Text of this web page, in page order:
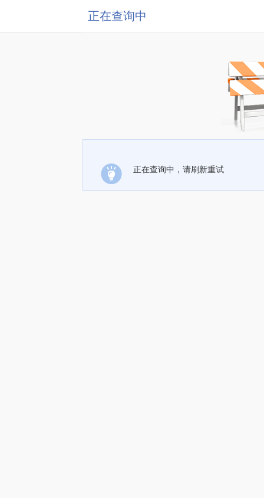
正在查询中
正在查询中，请刷新重试